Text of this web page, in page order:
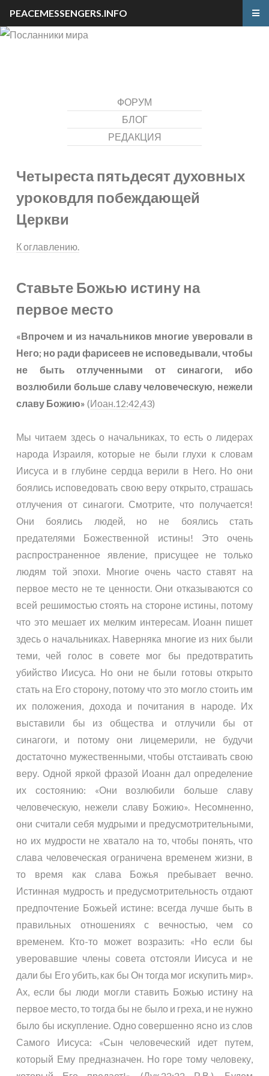
ФОРУМ
БЛОГ
РЕДАКЦИЯ
Четыреста пятьдесят духовных
уроковдля побеждающей
Церкви
К оглавлению.
Ставьте Божью истину на
первое место
«Впрочем и из начальников многие уверовали в
Него; но ради фарисеев не исповедывали, чтобы
не быть отлученными от синагоги, ибо
возлюбили больше славу человеческую, нежели
славу Божию» (Иоан.12:42,43)
Мы читаем здесь о начальниках, то есть о лидерах
народа Израиля, которые не были глухи к словам
Иисуса и в глубине сердца верили в Него. Но они
боялись исповедовать свою веру открыто, страшась
отлучения от синагоги. Смотрите, что получается!
Они боялись людей, но не боялись стать
предателями Божественной истины! Это очень
распространенное явление, присущее не только
людям той эпохи. Многие очень часто ставят на
первое место не те ценности. Они отказываются со
всей решимостью стоять на стороне истины, потому
что это мешает их мелким интересам. Иоанн пишет
здесь о начальниках. Наверняка многие из них были
теми, чей голос в совете мог бы предотвратить
убийство Иисуса. Но они не были готовы открыто
стать на Его сторону, потому что это могло стоить им
их положения, дохода и почитания в народе. Их
выставили бы из общества и отлучили бы от
синагоги, и потому они лицемерили, не будучи
достаточно мужественными, чтобы отстаивать свою
веру. Одной яркой фразой Иоанн дал определение
их состоянию: «Они возлюбили больше славу
человеческую, нежели славу Божию». Несомненно,
они считали себя мудрыми и предусмотрительными,
но их мудрости не хватало на то, чтобы понять, что
слава человеческая ограничена временем жизни, в
то время как слава Божья пребывает вечно.
Истинная мудрость и предусмотрительность отдают
предпочтение Божьей истине: всегда лучше быть в
правильных отношениях с вечностью, чем со
временем. Кто-то может возразить: «Но если бы
уверовавшие члены совета отстояли Иисуса и не
дали бы Его убить, как бы Он тогда мог искупить мир».
Ах, если бы люди могли ставить Божью истину на
первое место, то тогда бы не было и греха, и не нужно
было бы искупление. Одно совершенно ясно из слов
Самого Иисуса: «Сын человеческий идет путем,
который Ему предназначен. Но горе тому человеку,
PEACEMESSENGERS.INFO